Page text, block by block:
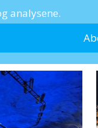
analysene.